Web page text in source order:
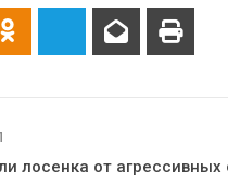
лосенка от агрессивных